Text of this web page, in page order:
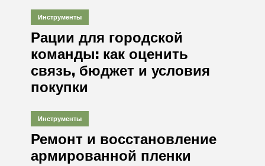
Инструменты
Рации для городской
команды: как оценить
связь, бюджет и условия
покупки
Инструменты
Ремонт и восстановление
армированной пленки